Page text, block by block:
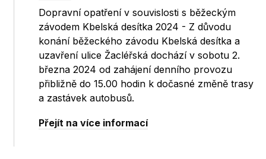
Dopravní opatření v souvislosti s běžeckým
závodem Kbelská desítka 2024 - Z důvodu
konání běžeckého závodu Kbelská desítka a
uzavření ulice Žacléřská dochází v sobotu 2.
března 2024 od zahájení denního provozu
přibližně do 15.00 hodin k dočasné změně trasy
a zastávek autobusů.
Přejít na více informací